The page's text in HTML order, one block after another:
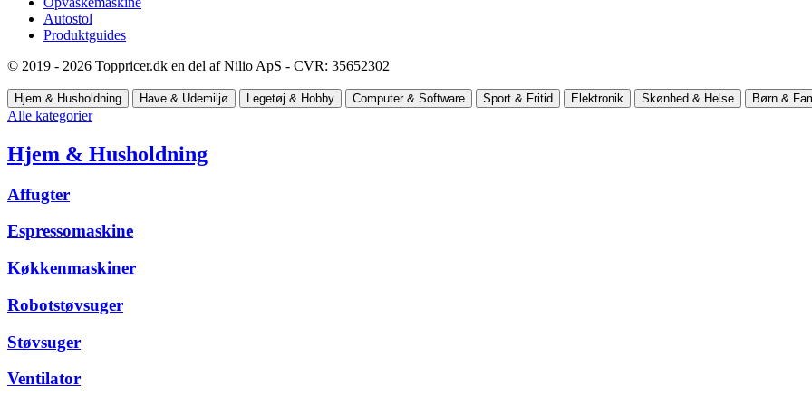
Autostol
Produktguides
© 2019 - 2026 Toppricer.dk en del af Nilio ApS - CVR: 35652302
Hjem & Husholdning Have & Udemiljø Legetøj & Hobby Computer & Software Sport & Fritid Elektronik Skønhed & Helse Børn &
Alle kategorier
Hjem & Husholdning
Affugter
Espressomaskine
Køkkenmaskiner
Robotstøvsuger
Støvsuger
Ventilator